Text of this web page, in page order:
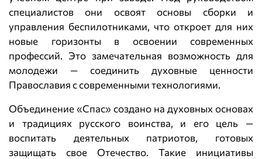
специалистов они освоят основы сборки и
управления беспилотниками, что откроет для них
новые горизонты в освоении современных
профессий. Это замечательная возможность для
молодежи — соединить духовные ценности
Православия с современными технологиями.
Объединение «Спас» создано на духовных основах
и традициях русского воинства, и его цель —
воспитать деятельных патриотов, готовых
защищать свое Отечество. Такие инициативы